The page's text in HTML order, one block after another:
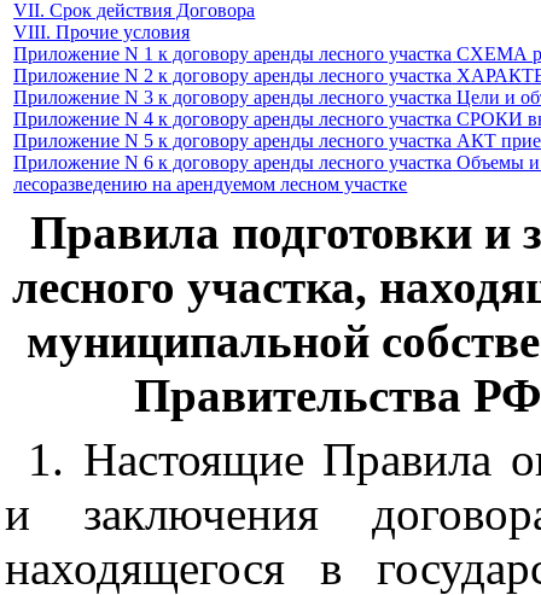
VII. Срок действия Договора
VIII. Прочие условия
Приложение N 1 к договору аренды лесного участка СХЕМА
Приложение N 2 к договору аренды лесного участка
Приложение N 3 к договору аренды лесного участка Цели и
Приложение N 4 к договору аренды лесного участка СРОКИ
Приложение N 5 к договору аренды лесного участка АКТ
Приложение N 6 к договору аренды лесного участка Объемы и
лесоразведению на арендуемом лесном участке
Правила подготовки и
лесного участка,
муниципальной
Правительства
1. Настоящие Правила
и заключения
находящегося в